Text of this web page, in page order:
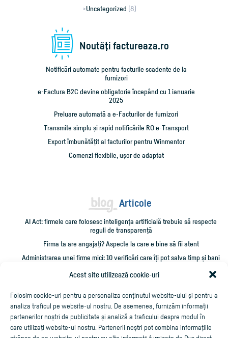
Acest site utilizează cookie-uri
Folosim cookie-uri pentru a personaliza conținutul website-ului și pentru a
analiza traficul pe website-ul nostru. De asemenea, furnizăm informații
partenerilor noștri de publicitate și analiză a traficului despre modul în
care utilizați website-ul nostru. Partenerii noștri pot combina informațiile
Uncategorized (8)
Noutăţi factureaza.ro
Notificări automate pentru facturile scadente de la
furnizori
e-Factura B2C devine obligatorie începând cu 1 ianuarie
2025
Preluare automată a e-Facturilor de furnizori
Transmite simplu și rapid notificările RO e-Transport
Export îmbunătățit al facturilor pentru Winmentor
Comenzi flexibile, ușor de adaptat
Articole
AI Act: firmele care folosesc inteligența artificială trebuie să respecte
reguli de transparență
Firma ta are angajați? Aspecte la care e bine să fii atent
Administrarea unei firme mici: 10 verificări care îți pot salva timp și bani
Cum împrumut firma cu bani și cum îmi recuperez creditarea?